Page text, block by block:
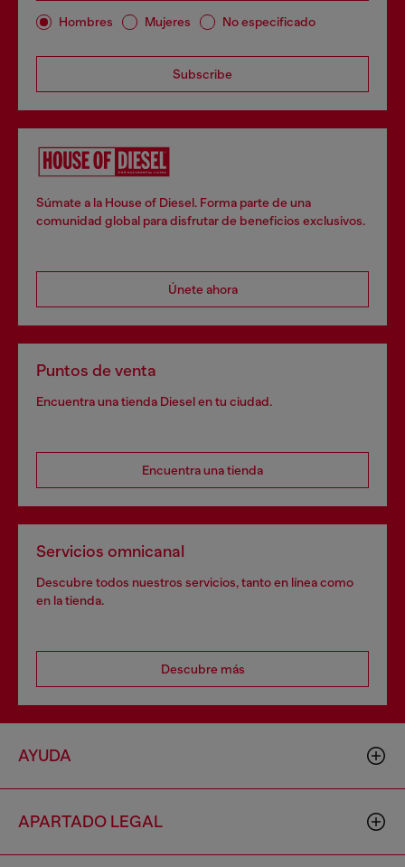
Hombres Mujeres No especificado
Subscribe
Súmate a la House of Diesel. Forma parte de una
comunidad global para disfrutar de beneficios exclusivos.
Únete ahora
Puntos de venta
Encuentra una tienda Diesel en tu ciudad.
Encuentra una tienda
Servicios omnicanal
Descubre todos nuestros servicios, tanto en línea como
en la tienda.
Descubre más
AYUDA
APARTADO LEGAL